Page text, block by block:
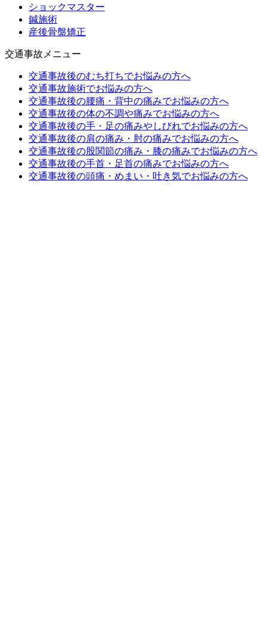
ショックマスター
鍼施術
産後骨盤矯正
交通事故メニュー
交通事故後のむち打ちでお悩みの方へ
交通事故施術でお悩みの方へ
交通事故後の腰痛・背中の痛みでお悩みの方へ
交通事故後の体の不調や痛みでお悩みの方へ
交通事故後の手・足の痛みやしびれでお悩みの方へ
交通事故後の肩の痛み・肘の痛みでお悩みの方へ
交通事故後の股関節の痛み・膝の痛みでお悩みの方へ
交通事故後の手首・足首の痛みでお悩みの方へ
交通事故後の頭痛・めまい・吐き気でお悩みの方へ